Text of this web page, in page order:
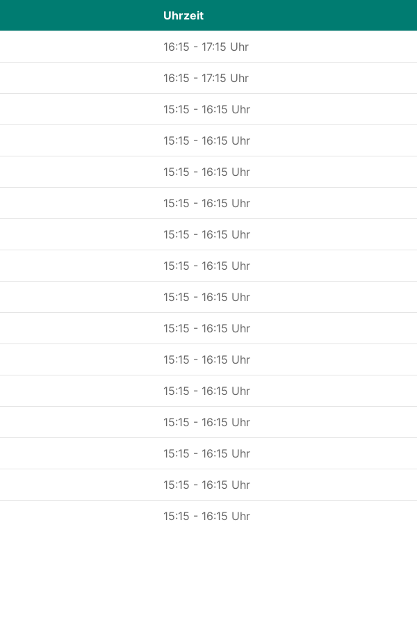
Uhrzeit
16:15 - 17:15 Uhr
16:15 - 17:15 Uhr
15:15 - 16:15 Uhr
15:15 - 16:15 Uhr
15:15 - 16:15 Uhr
15:15 - 16:15 Uhr
15:15 - 16:15 Uhr
15:15 - 16:15 Uhr
15:15 - 16:15 Uhr
15:15 - 16:15 Uhr
15:15 - 16:15 Uhr
15:15 - 16:15 Uhr
15:15 - 16:15 Uhr
15:15 - 16:15 Uhr
15:15 - 16:15 Uhr
15:15 - 16:15 Uhr